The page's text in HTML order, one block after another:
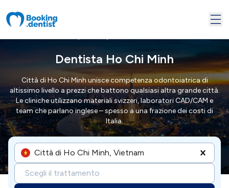
Home/Vietnam/Città Di Ho Chi Minh
Dentista Ho Chi Minh
Città di Ho Chi Minh unisce competenza odontoiatrica di
altissimo livello a prezzi che battono qualsiasi altra grande città.
Le cliniche utilizzano materiali svizzeri, laboratori CAD/CAM e
team che parlano inglese – spesso a una frazione dei costi di
Italia.
Città di Ho Chi Minh, Vietnam
Scegli il trattamento